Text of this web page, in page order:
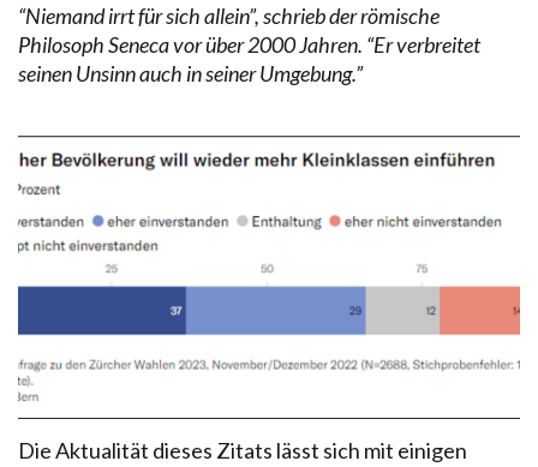
“Niemand irrt für sich allein”, schrieb der römische
Philosoph Seneca vor über 2000 Jahren. “Er verbreitet
seinen Unsinn auch in seiner Umgebung.”
Die Aktualität dieses Zitats lässt sich mit einigen